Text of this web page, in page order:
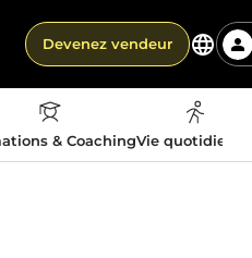
Devenez vendeur
& CoachingVie